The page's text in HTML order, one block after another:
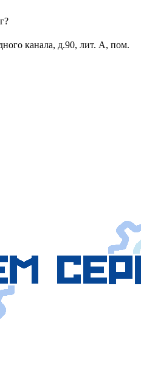
?
канала, д.90, лит. А, пом.